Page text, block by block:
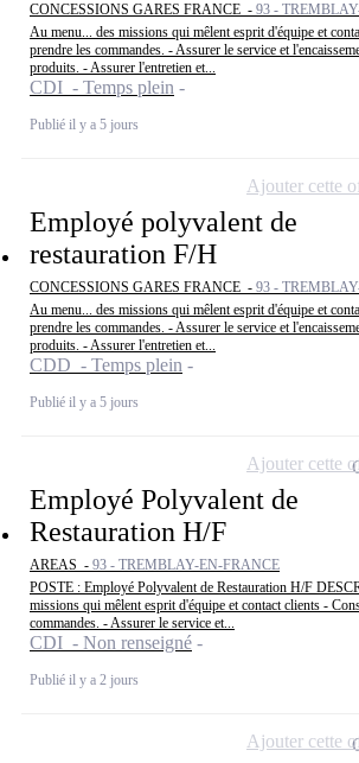
CONCESSIONS GARES FRANCE - 93 -
Au menu... des missions qui mêlent esprit d'équipe et
prendre les commandes. - Assurer le service et
produits. - Assurer l'entretien et...
CDI - Temps plein
Publié il y a 5 jours
Employé polyvalent de
restauration F/H
CONCESSIONS GARES FRANCE - 93 -
Au menu... des missions qui mêlent esprit d'équipe et
prendre les commandes. - Assurer le service et
produits. - Assurer l'entretien et...
CDD - Temps plein
Publié il y a 5 jours
Ajouter cette
Employé Polyvalent de
Restauration H/F
AREAS - 93 - TREMBLAY-EN-FRANCE
POSTE : Employé Polyvalent de Restauration H/F
missions qui mêlent esprit d'équipe et contact clients -
commandes. - Assurer le service et...
CDI - Non renseigné
Publié il y a 2 jours
Ajouter cette
Ajouter cette